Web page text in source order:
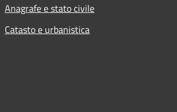
Anagrafe e stato civile
Catasto e urbanistica